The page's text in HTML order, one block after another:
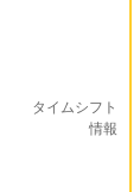
タイムシフト
情報